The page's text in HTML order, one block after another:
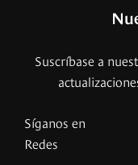
Suscríbase a
Síganos en
Redes